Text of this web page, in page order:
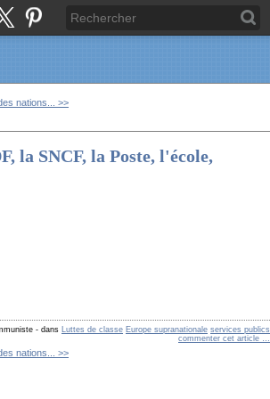
nations... >>
la SNCF, la Poste, l'école,
- dans Luttes de classe Europe supranationale services publics
commenter cet article …
nations... >>